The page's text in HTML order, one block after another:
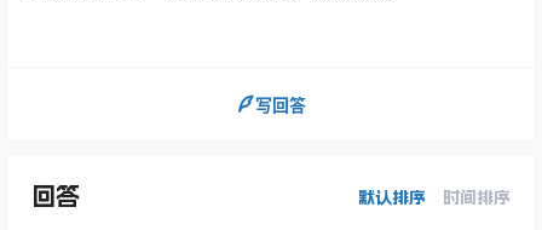
写回答
回答 默认排序 时间排序